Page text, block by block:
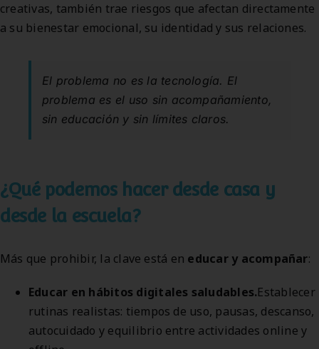
creativas, también trae riesgos que afectan directamente
a su bienestar emocional, su identidad y sus relaciones.
El problema no es la tecnología. El
problema es el uso sin acompañamiento,
sin educación y sin límites claros.
¿Qué podemos hacer desde casa y
desde la escuela?
Más que prohibir, la clave está en educar y acompañar:
Educar en hábitos digitales saludables.Establecer
rutinas realistas: tiempos de uso, pausas, descanso,
autocuidado y equilibrio entre actividades online y